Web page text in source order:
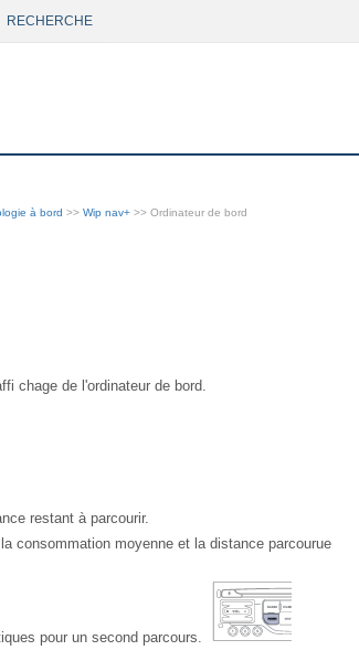
RECHERCHE
à bord >> Wip nav+ >> Ordinateur de bord
chage de l'ordinateur de bord.
restant à parcourir.
consommation moyenne et la distance parcourue
pour un second parcours.